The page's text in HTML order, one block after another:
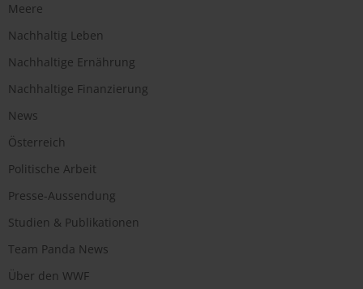
Meere
Nachhaltig Leben
Nachhaltige Ernährung
Nachhaltige Finanzierung
News
Österreich
Politische Arbeit
Presse-Aussendung
Studien & Publikationen
Team Panda News
Über den WWF